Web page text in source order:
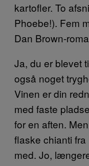
kartofler. To
Phoebe!). Fem
Dan Brown-
Ja, du er blevet
også noget
Vinen er din
med faste
for en aften.
flaske chianti
med. Jo,